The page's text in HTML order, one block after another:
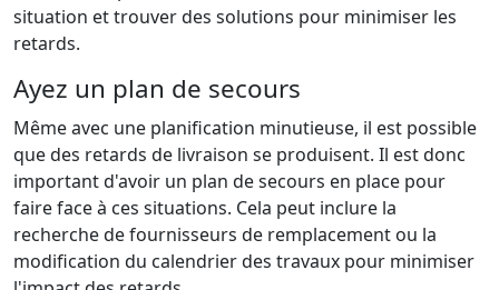
situation et trouver des solutions pour minimiser les
retards.
Ayez un plan de secours
Même avec une planification minutieuse, il est possible
que des retards de livraison se produisent. Il est donc
important d'avoir un plan de secours en place pour
faire face à ces situations. Cela peut inclure la
recherche de fournisseurs de remplacement ou la
modification du calendrier des travaux pour minimiser